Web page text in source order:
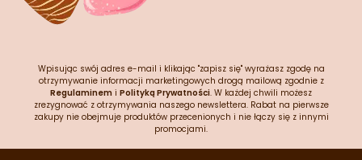
Wpisując swój adres e-mail i klikając "zapisz się" wyrażasz zgodę na
otrzymywanie informacji marketingowych drogą mailową zgodnie z
Regulaminem i Polityką Prywatności. W każdej chwili możesz
zrezygnować z otrzymywania naszego newslettera. Rabat na pierwsze
zakupy nie obejmuje produktów przecenionych i nie łączy się z innymi
promocjami.